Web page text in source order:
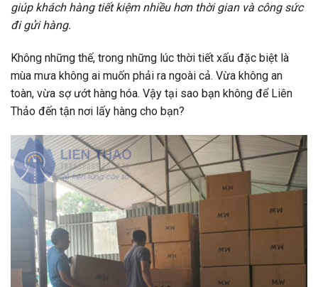
giúp khách hàng tiết kiệm nhiều hơn thời gian và công sức
đi gửi hàng.
Không những thế, trong những lúc thời tiết xấu đặc biệt là
mùa mưa không ai muốn phải ra ngoài cả. Vừa không an
toàn, vừa sợ ướt hàng hóa. Vậy tại sao bạn không để Liên
Thảo đến tận nơi lấy hàng cho bạn?